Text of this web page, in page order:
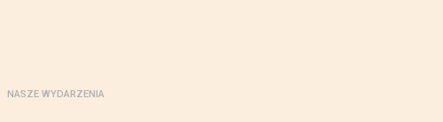
NASZE WYDARZENIA